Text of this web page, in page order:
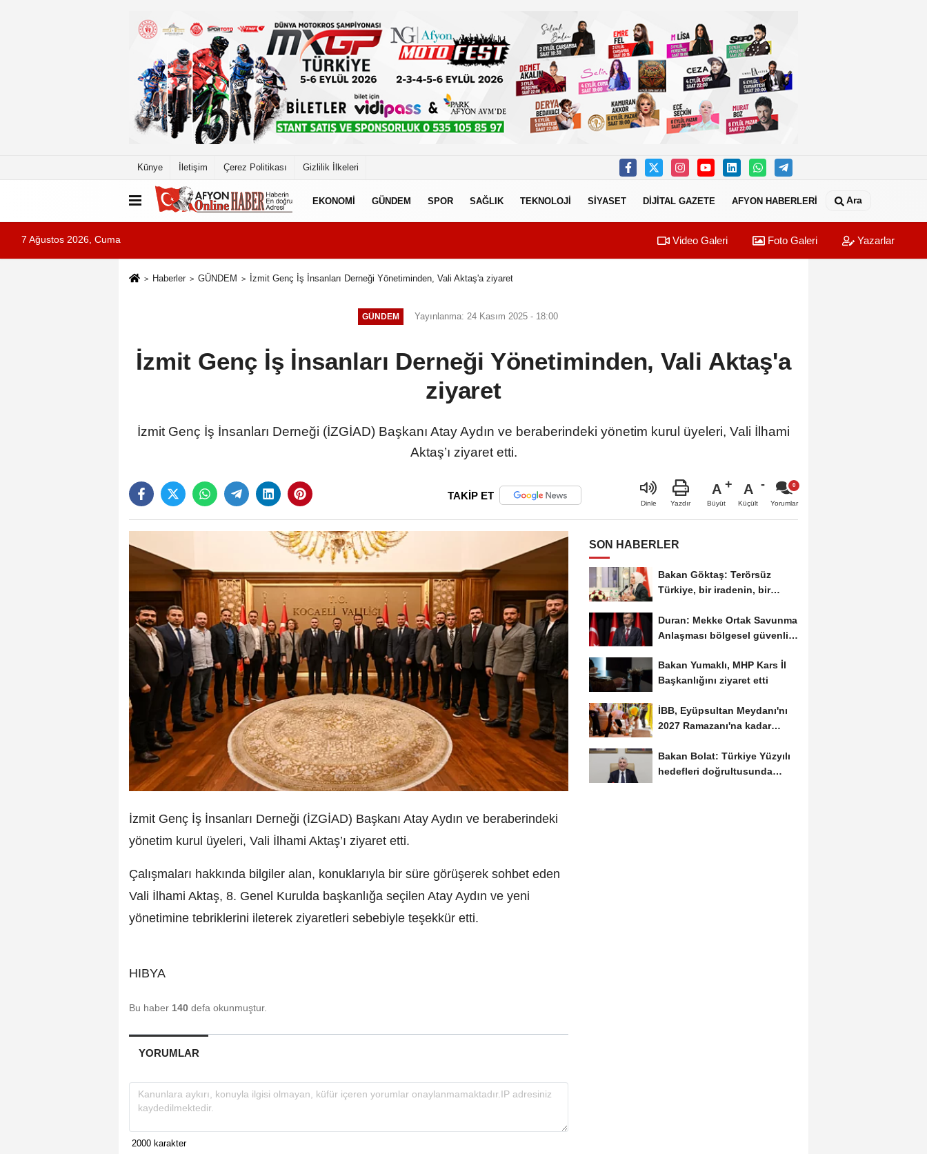
Künye İletişim Çerez Politikası Gizlilik İlkeleri
EKONOMİ GÜNDEM SPOR SAĞLIK TEKNOLOJİ SİYASET DİJİTAL GAZETE AFYON HABERLERİ Ara
7 Ağustos 2026, Cuma Video Galeri Foto Galeri Yazarlar
Haberler GÜNDEM İzmit Genç İş İnsanları Derneği Yönetiminden, Vali Aktaş'a ziyaret
GÜNDEM Yayınlanma: 24 Kasım 2025 - 18:00
İzmit Genç İş İnsanları Derneği Yönetiminden, Vali Aktaş'a
ziyaret
İzmit Genç İş İnsanları Derneği (İZGİAD) Başkanı Atay Aydın ve beraberindeki yönetim kurul üyeleri, Vali İlhami
Aktaş’ı ziyaret etti.
TAKİP ET
Dinle Yazdır
A
Büyüt
A
Küçült Yorumlar
İzmit Genç İş İnsanları Derneği (İZGİAD) Başkanı Atay Aydın ve beraberindeki
yönetim kurul üyeleri, Vali İlhami Aktaş’ı ziyaret etti.
Çalışmaları hakkında bilgiler alan, konuklarıyla bir süre görüşerek sohbet eden
Vali İlhami Aktaş, 8. Genel Kurulda başkanlığa seçilen Atay Aydın ve yeni
yönetimine tebriklerini ileterek ziyaretleri sebebiyle teşekkür etti.
HIBYA
Bu haber 140 defa okunmuştur.
YORUMLAR
SON HABERLER
Bakan Göktaş: Terörsüz
Türkiye, bir iradenin, bir
Duran: Mekke Ortak Savunma
Anlaşması bölgesel güvenlik
Bakan Yumaklı, MHP Kars İl
Başkanlığını ziyaret etti
İBB, Eyüpsultan Meydanı'nı
2027 Ramazanı'na kadar
Bakan Bolat: Türkiye Yüzyılı
hedefleri doğrultusunda